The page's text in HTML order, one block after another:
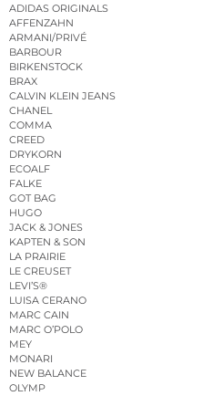
ADIDAS ORIGINALS
AFFENZAHN
ARMANI/PRIVÉ
BARBOUR
BIRKENSTOCK
BRAX
CALVIN KLEIN JEANS
CHANEL
COMMA
CREED
DRYKORN
ECOALF
FALKE
GOT BAG
HUGO
JACK & JONES
KAPTEN & SON
LA PRAIRIE
LE CREUSET
LEVI’S®
LUISA CERANO
MARC CAIN
MARC O’POLO
MEY
MONARI
NEW BALANCE
OLYMP